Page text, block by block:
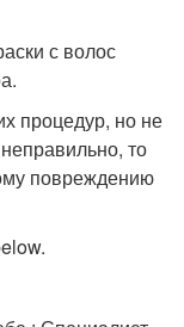
с волос
процедур, но не
то
повреждению